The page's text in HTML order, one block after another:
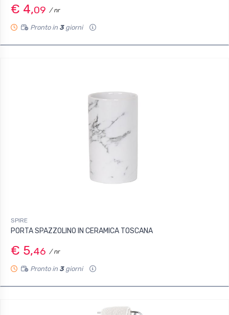
€ 4,09 / nr
Pronto in 3giorni
SPIRE
PORTA SPAZZOLINO IN CERAMICA TOSCANA
€ 5,46 / nr
Pronto in 3giorni